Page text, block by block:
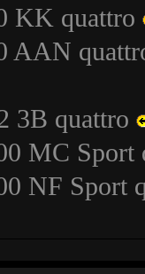
KK quattro
AAN
3B quattro
MC Sport
NF Sport